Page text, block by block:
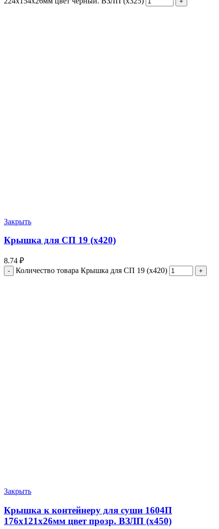
Закрыть
Крышка для СП 19 (х420)
8.74 ₽
Количество товара Крышка для СП 19 (х420)
Закрыть
Крышка к контейнеру для суши 1604П
176х121х26мм цвет прозр. ВЗЛП (х450)